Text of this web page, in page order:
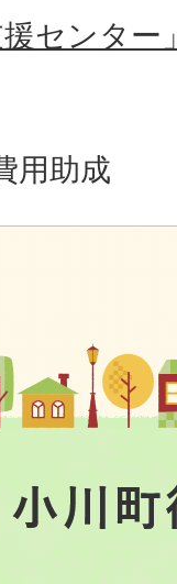
援センタ
用助成